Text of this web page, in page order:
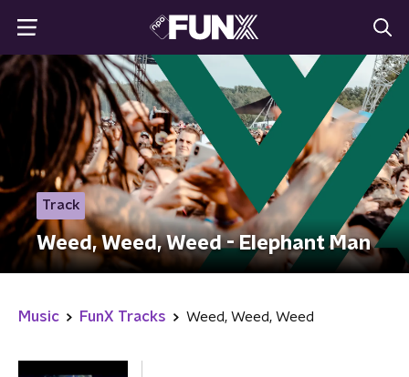
Track
Weed, Weed, Weed - Elephant Man
Music FunX Tracks Weed, Weed, Weed